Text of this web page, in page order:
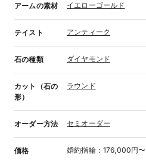
アームの素材 イエローゴールド
テイスト アンティーク
石の種類 ダイヤモンド
カット（石の
形）
ラウンド
オーダー方法 セミオーダー
価格 婚約指輪： 176,000円〜